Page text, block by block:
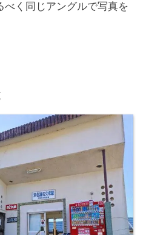
べく同じアングルで写真を